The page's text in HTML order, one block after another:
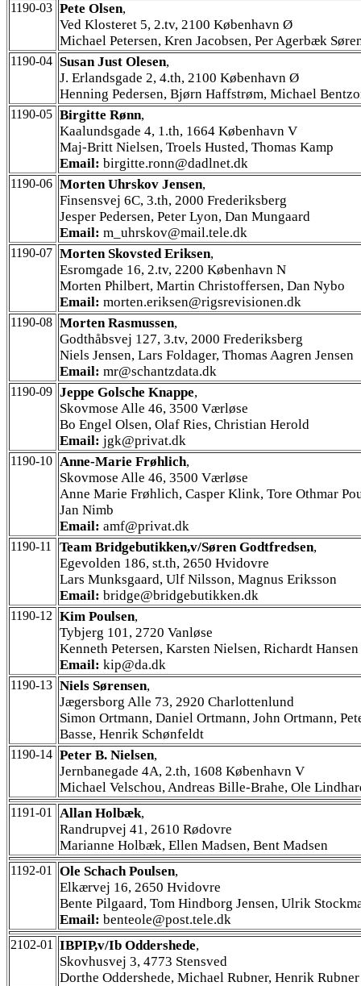
1190-03 Pete Olsen,
Ved Klosteret 5, 2.tv, 2100 København Ø
Michael Petersen, Kren Jacobsen, Per Agerbæk
1190-04 Susan Just Olesen,
J. Erlandsgade 2, 4.th, 2100 København Ø
Henning Pedersen, Bjørn Haffstrøm, Michael
1190-05 Birgitte Rønn,
Kaalundsgade 4, 1.th, 1664 København V
Maj-Britt Nielsen, Troels Husted, Thomas Kamp
Email: birgitte.ronn@dadlnet.dk
1190-06 Morten Uhrskov Jensen,
Finsensvej 6C, 3.th, 2000 Frederiksberg
Jesper Pedersen, Peter Lyon, Dan Mungaard
Email: m_uhrskov@mail.tele.dk
1190-07 Morten Skovsted Eriksen,
Esromgade 16, 2.tv, 2200 København N
Morten Philbert, Martin Christoffersen, Dan Nybo
Email: morten.eriksen@rigsrevisionen.dk
1190-08 Morten Rasmussen,
Godthåbsvej 127, 3.tv, 2000 Frederiksberg
Niels Jensen, Lars Foldager, Thomas Aagren Jensen
Email: mr@schantzdata.dk
1190-09 Jeppe Golsche Knappe,
Skovmose Alle 46, 3500 Værløse
Bo Engel Olsen, Olaf Ries, Christian Herold
Email: jgk@privat.dk
1190-10 Anne-Marie Frøhlich,
Skovmose Alle 46, 3500 Værløse
Anne Marie Frøhlich, Casper Klink, Tore Othmar
Jan Nimb
Email: amf@privat.dk
1190-11 Team Bridgebutikken,v/Søren Godtfredsen,
Egevolden 186, st.th, 2650 Hvidovre
Lars Munksgaard, Ulf Nilsson, Magnus Eriksson
Email: bridge@bridgebutikken.dk
1190-12 Kim Poulsen,
Tybjerg 101, 2720 Vanløse
Kenneth Petersen, Karsten Nielsen, Richardt Hansen
Email: kip@da.dk
1190-13 Niels Sørensen,
Jægersborg Alle 73, 2920 Charlottenlund
Simon Ortmann, Daniel Ortmann, John Ortmann,
Basse, Henrik Schønfeldt
1190-14 Peter B. Nielsen,
Jernbanegade 4A, 2.th, 1608 København V
Michael Velschou, Andreas Bille-Brahe, Ole
1191-01 Allan Holbæk,
Randrupvej 41, 2610 Rødovre
Marianne Holbæk, Ellen Madsen, Bent Madsen
1192-01 Ole Schach Poulsen,
Elkærvej 16, 2650 Hvidovre
Bente Pilgaard, Tom Hindborg Jensen, Ulrik
Email: benteole@post.tele.dk
2102-01 IBPIP,v/Ib Oddershede,
Skovhusvej 3, 4773 Stensved
Dorthe Oddershede, Michael Rubner, Henrik Rubner